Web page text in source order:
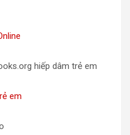
hiếp dâm trẻ em
em